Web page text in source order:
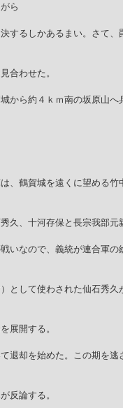
ら
するしかあるまい。さて、
合わせた。
から約４ｋｍ南の坂原山へ
、鶴賀城を遠くに望める
久、十河存保と長宗我部元
いなので、義統が連合軍
として使わされた仙石秀
展開する。
退却を始めた。この期を
反論する。